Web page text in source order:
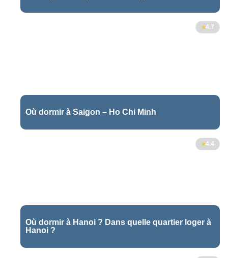
4.7
Où dormir à Saigon – Ho Chi Minh
4.4
Où dormir à Hanoi ? Dans quelle quartier loger à
Hanoi ?